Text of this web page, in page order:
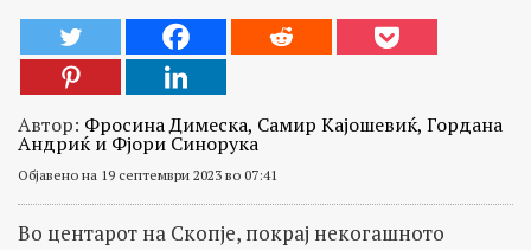
Автор: Фросина Димеска, Самир Кајошевиќ, Гордана
Андриќ и Фјори Синорука
Објавено на 19 септември 2023 во 07:41
Во центарот на Скопје, покрај некогашното